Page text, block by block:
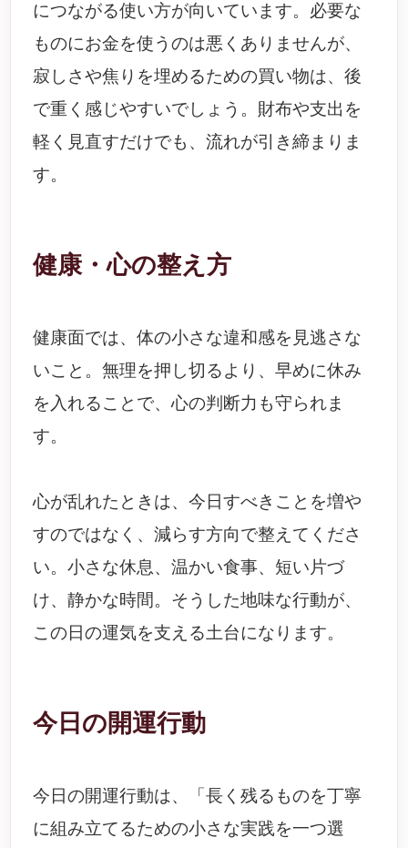
につながる使い方が向いています。必要な
ものにお金を使うのは悪くありませんが、
寂しさや焦りを埋めるための買い物は、後
で重く感じやすいでしょう。財布や支出を
軽く見直すだけでも、流れが引き締まりま
す。
健康・心の整え方
健康面では、体の小さな違和感を見逃さな
いこと。無理を押し切るより、早めに休み
を入れることで、心の判断力も守られま
す。
心が乱れたときは、今日すべきことを増や
すのではなく、減らす方向で整えてくださ
い。小さな休息、温かい食事、短い片づ
け、静かな時間。そうした地味な行動が、
この日の運気を支える土台になります。
今日の開運行動
今日の開運行動は、「長く残るものを丁寧
に組み立てるための小さな実践を一つ選